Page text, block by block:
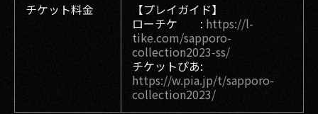
チケット料金
【プレイガイド】
ローチケ : https://l-
tike.com/sapporo-
collection2023-ss/
チケットぴあ:
https://w.pia.jp/t/sapporo-
collection2023/